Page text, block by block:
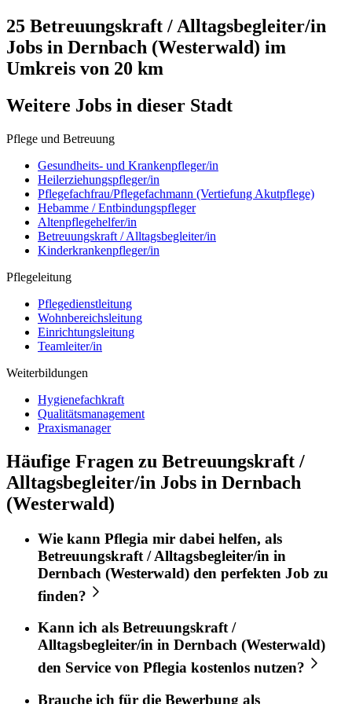
25 Betreuungskraft / Alltagsbegleiter/in
Jobs in Dernbach (Westerwald) im
Umkreis von 20 km
Weitere Jobs in dieser Stadt
Pflege und Betreuung
Gesundheits- und Krankenpfleger/in
Heilerziehungspfleger/in
Pflegefachfrau/Pflegefachmann (Vertiefung Akutpflege)
Hebamme / Entbindungspfleger
Altenpflegehelfer/in
Betreuungskraft / Alltagsbegleiter/in
Kinderkrankenpfleger/in
Pflegeleitung
Pflegedienstleitung
Wohnbereichsleitung
Einrichtungsleitung
Teamleiter/in
Weiterbildungen
Hygienefachkraft
Qualitätsmanagement
Praxismanager
Häufige Fragen zu Betreuungskraft /
Alltagsbegleiter/in Jobs in Dernbach
(Westerwald)
Wie kann Pflegia mir dabei helfen, als
Betreuungskraft / Alltagsbegleiter/in in
Dernbach (Westerwald) den perfekten Job zu
finden?
Kann ich als Betreuungskraft /
Alltagsbegleiter/in in Dernbach (Westerwald)
den Service von Pflegia kostenlos nutzen?
Brauche ich für die Bewerbung als